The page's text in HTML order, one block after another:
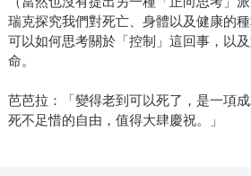
瑞克探究我們對死亡、身體以及健康的
可以如何思考關於「控制」這回事，以
命。
芭芭拉：「變得老到可以死了，是一項
死不足惜的自由，值得大肆慶祝。」